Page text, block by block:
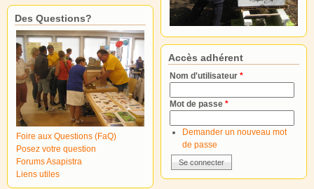
Des Questions?
Foire aux Questions (FaQ)
Posez votre question
Forums Asapistra
Liens utiles
Accès adhérent
Nom d'utilisateur *
Mot de passe *
Demander un nouveau mot
de passe